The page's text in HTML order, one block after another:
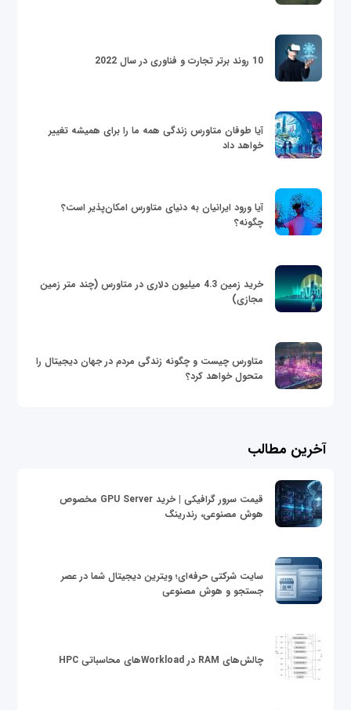
10 روند برتر تجارت و فناوری در سال 2022
آیا طوفان متاورس زندگی همه ما را برای همیشه تغییر
خواهد داد
آیا ورود ایرانیان به دنیای متاورس امکان‌پذیر است؟
چگونه؟
خرید زمین 4.3 میلیون دلاری در متاورس (چند متر زمین
مجازی)
متاورس چیست و چگونه زندگی مردم در جهان دیجیتال را
متحول خواهد کرد؟
آخرین مطالب
قیمت سرور گرافیکی | خرید GPU Server مخصوص
هوش مصنوعی، رندرینگ
سایت شرکتی حرفه‌ای؛ ویترین دیجیتال شما در عصر
جستجو و هوش مصنوعی
چالش‌های RAM در Workloadهای محاسباتی HPC